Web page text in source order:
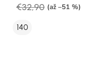
€32,90 (až –51 %)
140